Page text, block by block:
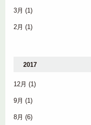
3月 (1)
2月 (1)
2017
12月 (1)
9月 (1)
8月 (6)